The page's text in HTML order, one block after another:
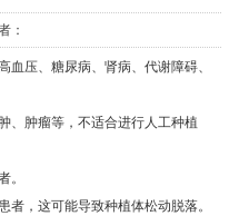
：
压、糖尿病、肾病、代谢障碍、
、肿瘤等，不适合进行人工种植
。
者，这可能导致种植体松动脱落。